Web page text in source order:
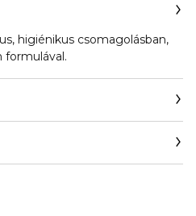
higiénikus csomagolásban,
formulával.